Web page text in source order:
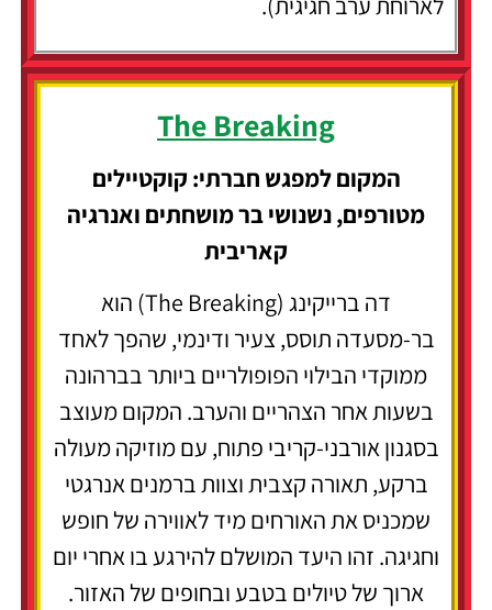
The Breaking
המקום למפגש חברתי: קוקטיילים
מטורפים, נשנושי בר מושחתים ואנרגיה
קאריבית
דה ברייקינג (The Breaking) הוא
בר-מסעדה תוסס, צעיר ודינמי, שהפך לאחד
ממוקדי הבילוי הפופולריים ביותר בברהונה
בשעות אחר הצהריים והערב. המקום מעוצב
בסגנון אורבני-קריבי פתוח, עם מוזיקה מעולה
ברקע, תאורה קצבית וצוות ברמנים אנרגטי
שמכניס את האורחים מיד לאווירה של חופש
וחגיגה. זהו היעד המושלם להירגע בו אחרי יום
ארוך של טיולים בטבע ובחופים של האזור.